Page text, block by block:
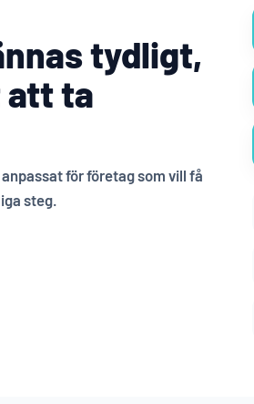
tydligt,
att ta
för företag som vill få
steg.